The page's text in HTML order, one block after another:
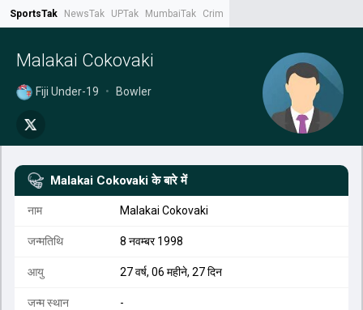
SportsTak NewsTak UPTak MumbaiTak CrimeTak
Malakai Cokovaki
Fiji Under-19 • Bowler
Malakai Cokovaki के बारे में
नाम Malakai Cokovaki
जन्मतिथि 8 नवम्बर 1998
आयु 27 वर्ष, 06 महीने, 27 दिन
जन्म स्थान -